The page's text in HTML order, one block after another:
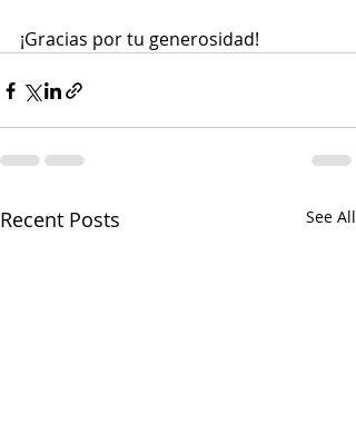
¡Gracias por tu generosidad!
Recent Posts See All